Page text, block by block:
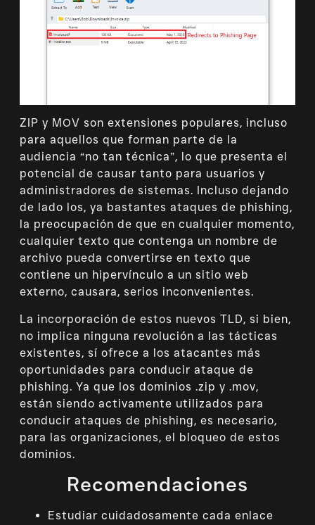
ZIP y MOV son extensiones populares, incluso
para aquellos que forman parte de la
audiencia “no tan técnica”, lo que presenta el
potencial de causar tanto para usuarios y
administradores de sistemas. Incluso dejando
de lado los, ya bastantes ataques de phishing,
la preocupación de que en cualquier momento,
cualquier texto que contenga un nombre de
archivo pueda convertirse en texto que
contiene un hipervínculo a un sitio web
externo, causara, serios inconvenientes.
La incorporación de estos nuevos TLD, si bien,
no implica ninguna revolución a las tácticas
existentes, sí ofrece a los atacantes más
oportunidades para conducir ataque de
phishing. Ya que los dominios .zip y .mov,
están siendo activamente utilizados para
conducir ataques de phishing, es necesario,
para las organizaciones, el bloqueo de estos
dominios.
Recomendaciones
Estudiar cuidadosamente cada enlace